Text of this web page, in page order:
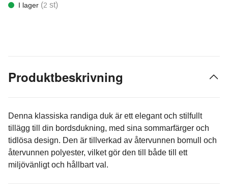
I lager (2 st)
Produktbeskrivning
Denna klassiska randiga duk är ett elegant och stilfullt
tillägg till din bordsdukning, med sina sommarfärger och
tidlösa design. Den är tillverkad av återvunnen bomull och
återvunnen polyester, vilket gör den till både till ett
miljövänligt och hållbart val.